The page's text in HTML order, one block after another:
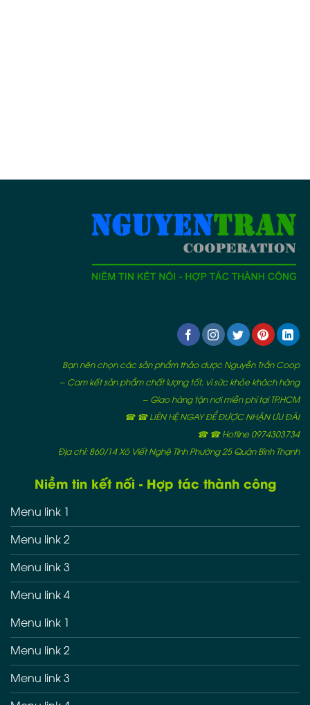
Bạn nên chọn các sản phẩm thảo dược Nguyễn Trần Coop
– Cam kết sản phẩm chất lượng tốt, vì sức khỏe khách hàng
– Giao hàng tận nơi miễn phí tại TP.HCM
☎ ☎ LIÊN HỆ NGAY ĐỂ ĐƯỢC NHẬN ƯU ĐÃI
☎ ☎ Hotline 0974303734
Địa chỉ: 860/14 Xô Viết Nghệ Tĩnh Phường 25 Quận Bình Thạnh
Niềm tin kết nối - Hợp tác thành công
Menu link 1
Menu link 2
Menu link 3
Menu link 4
Menu link 1
Menu link 2
Menu link 3